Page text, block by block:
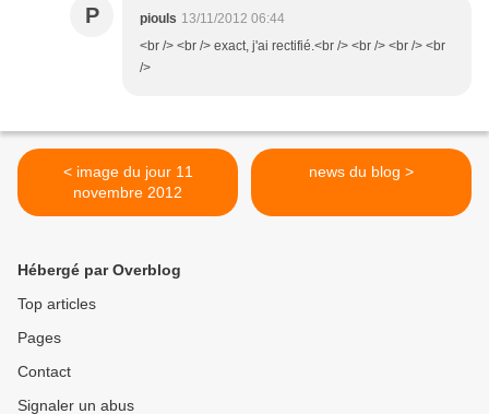
P piouls 13/11/2012 06:44
<br /> <br /> exact, j'ai rectifié.<br /> <br /> <br /> <br
/>
< image du jour 11
novembre 2012
news du blog >
Hébergé par Overblog
Top articles
Pages
Contact
Signaler un abus